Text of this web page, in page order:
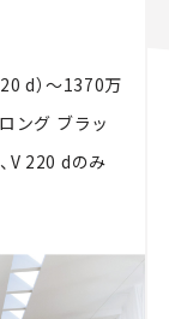
d）〜1370万
ング ブラッ
V 220 dのみ